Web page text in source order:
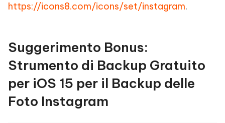
https://icons8.com/icons/set/instagram.
Suggerimento Bonus:
Strumento di Backup Gratuito
per iOS 15 per il Backup delle
Foto Instagram